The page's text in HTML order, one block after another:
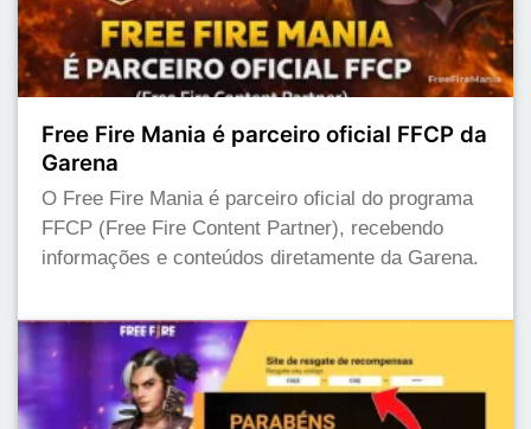
Free Fire Mania é parceiro oficial FFCP da
Garena
O Free Fire Mania é parceiro oficial do programa
FFCP (Free Fire Content Partner), recebendo
informações e conteúdos diretamente da Garena.